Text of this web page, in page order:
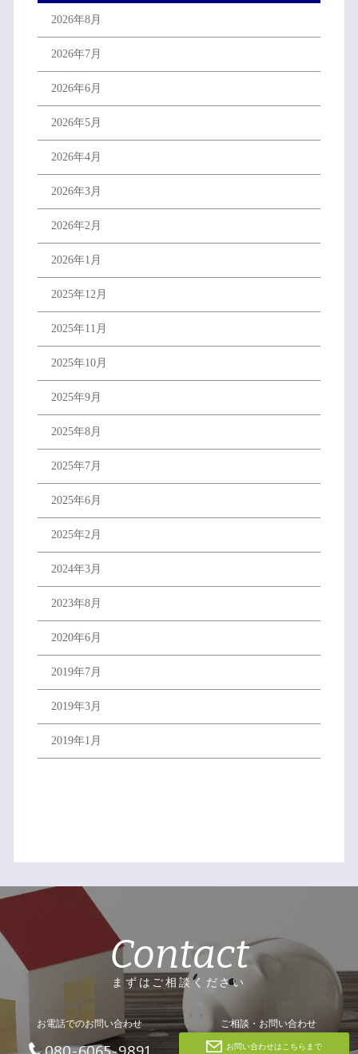
2026年8月
2026年7月
2026年6月
2026年5月
2026年4月
2026年3月
2026年2月
2026年1月
2025年12月
2025年11月
2025年10月
2025年9月
2025年8月
2025年7月
2025年6月
2025年2月
2024年3月
2023年8月
2020年6月
2019年7月
2019年3月
2019年1月
Contact
まずはご相談ください
お電話でのお問い合わせ ご相談・お問い合わせ
お問い合わせはこちらまで